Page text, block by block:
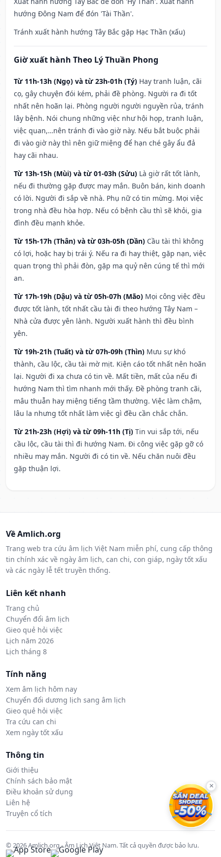
hướng Đông Nam để đón 'Tài Thần'.
Tránh xuất hành hướng Tây Bắc gặp Hạc Thần (xấu)
Giờ xuất hành Theo Lý Thuần Phong
Từ 11h-13h (Ngọ) và từ 23h-01h (Tý) Hay tranh luận, cãi
cọ, gây chuyện đói kém, phải đề phòng. Người ra đi tốt
nhất nên hoãn lại. Phòng người người nguyền rủa, tránh
lây bệnh. Nói chung những việc như hội họp, tranh luận,
việc quan,…nên tránh đi vào giờ này. Nếu bắt buộc phải
đi vào giờ này thì nên giữ miệng để hạn ché gây ẩu đả
hay cãi nhau.
Từ 13h-15h (Mùi) và từ 01-03h (Sửu) Là giờ rất tốt lành,
nếu đi thường gặp được may mắn. Buôn bán, kinh doanh
có lời. Người đi sắp về nhà. Phụ nữ có tin mừng. Mọi việc
trong nhà đều hòa hợp. Nếu có bệnh cầu thì sẽ khỏi, gia
đình đều mạnh khỏe.
Từ 15h-17h (Thân) và từ 03h-05h (Dần) Cầu tài thì không
có lợi, hoặc hay bị trái ý. Nếu ra đi hay thiệt, gặp nạn, việc
quan trọng thì phải đòn, gặp ma quỷ nên cúng tế thì mới
an.
Từ 17h-19h (Dậu) và từ 05h-07h (Mão) Mọi công việc đều
được tốt lành, tốt nhất cầu tài đi theo hướng Tây Nam –
Nhà cửa được yên lành. Người xuất hành thì đều bình
yên.
Từ 19h-21h (Tuất) và từ 07h-09h (Thìn) Mưu sự khó
thành, cầu lộc, cầu tài mờ mịt. Kiện cáo tốt nhất nên hoãn
lại. Người đi xa chưa có tin về. Mất tiền, mất của nếu đi
hướng Nam thì tìm nhanh mới thấy. Đề phòng tranh cãi,
mâu thuẫn hay miệng tiếng tầm thường. Việc làm chậm,
lâu la nhưng tốt nhất làm việc gì đều cần chắc chắn.
Từ 21h-23h (Hợi) và từ 09h-11h (Tị) Tin vui sắp tới, nếu
cầu lộc, cầu tài thì đi hướng Nam. Đi công việc gặp gỡ có
nhiều may mắn. Người đi có tin về. Nếu chăn nuôi đều
gặp thuận lợi.
Về Amlich.org
Trang web tra cứu âm lịch Việt Nam miễn phí, cung cấp thông
tin chính xác về ngày âm lịch, can chi, con giáp, ngày tốt xấu
và các ngày lễ tết truyền thống.
Liên kết nhanh
Trang chủ
Chuyển đổi âm lịch
Gieo quẻ hỏi việc
Lịch năm 2026
Lịch tháng 8
Tính năng
Xem âm lịch hôm nay
Chuyển đổi dương lịch sang âm lịch
Gieo quẻ hỏi việc
Tra cứu can chi
Xem ngày tốt xấu
Thông tin
Giới thiệu
Chính sách bảo mật
Điều khoản sử dụng
Liên hệ
Truyện cổ tích
© 2026 Amlich.org - Âm Lịch Việt Nam. Tất cả quyền được bảo lưu.
×